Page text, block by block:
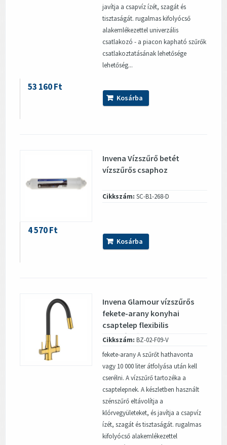
javítja a csapvíz ízét, szagát és
tisztaságát. rugalmas kifolyócső
alakemlékezettel univerzális
csatlakozó - a piacon kapható szűrők
csatlakoztatásának lehetősége
lehetőség...
53 160 Ft
Kosárba
Invena Vízszűrő betét
vízszűrős csaphoz
Cikkszám: SC-B1-268-D
4 570 Ft
Kosárba
Invena Glamour vízszűrős
fekete-arany konyhai
csaptelep flexibilis
kifolyócsővel
Cikkszám: BZ-02-F09-V
fekete-arany A szűrőt hathavonta
vagy 10 000 liter átfolyása után kell
cserélni. A vízszűrő tartozéka a
csaptelepnek. A készletben használt
szénszűrő eltávolítja a
klórvegyületeket, és javítja a csapvíz
ízét, szagát és tisztaságát. rugalmas
kifolyócső alakemlékezettel